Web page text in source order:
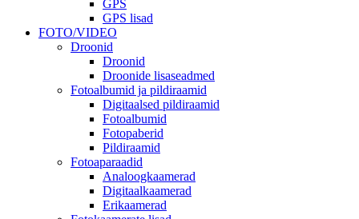
GPS
GPS lisad
FOTO/VIDEO
Droonid
Droonid
Droonide lisaseadmed
Fotoalbumid ja pildiraamid
Digitaalsed pildiraamid
Fotoalbumid
Fotopaberid
Pildiraamid
Fotoaparaadid
Analoogkaamerad
Digitaalkaamerad
Erikaamerad